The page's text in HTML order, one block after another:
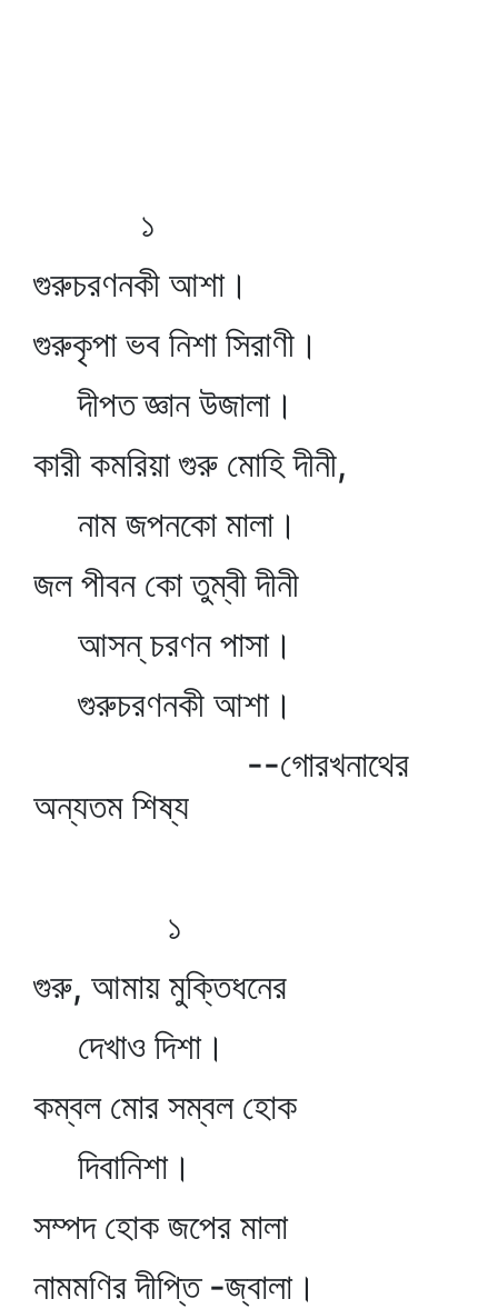
১
গুরুচরণনকী আশা।
গুরুকৃপা ভব নিশা সিরাণী।
দীপত জ্ঞান উজালা।
কারী কমরিয়া গুরু মোহি দীনী,
নাম জপনকো মালা।
জল পীবন কো তুম্বী দীনী
আসন্‌ চরণন পাসা।
গুরুচরণনকী আশা।
--গোরখনাথের
অন্যতম শিষ্য
১
গুরু, আমায় মুক্তিধনের
দেখাও দিশা।
কম্বল মোর সম্বল হোক
দিবানিশা।
সম্পদ হোক জপের মালা
নামমণির দীপ্তি -জ্বালা।